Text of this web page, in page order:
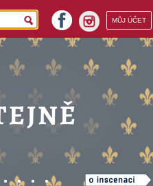
MŮJ ÚČET
instagram
facebook